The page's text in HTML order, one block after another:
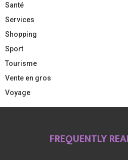
Santé
Services
Shopping
Sport
Tourisme
Vente en gros
Voyage
FREQUENTLY